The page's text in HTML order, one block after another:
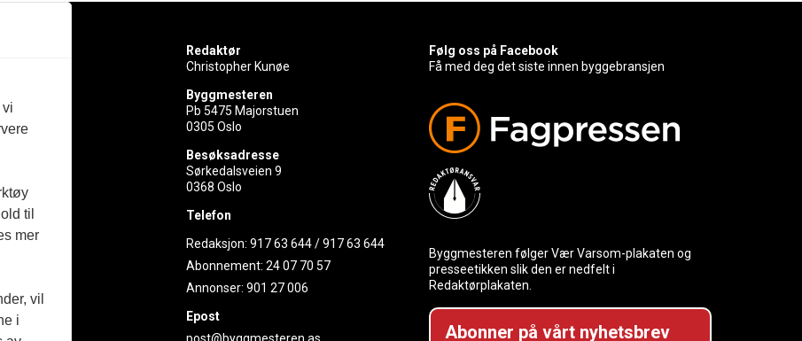
Redaktør
Christopher Kunøe
Byggmesteren
Pb 5475 Majorstuen
0305 Oslo
Besøksadresse
Sørkedalsveien 9
0368 Oslo
Telefon
Redaksjon:917 63 644/917 63 644
Abonnement:24 07 70 57
Annonser:901 27 006
Epost
Følg oss på Facebook
Få med deg det siste innen byggebransjen
Byggmesteren følger Vær Varsom-plakaten og
presseetikken slik den er nedfelt i
Redaktørplakaten.
Abonner på vårt nyhetsbrev
til
mer
vil
i